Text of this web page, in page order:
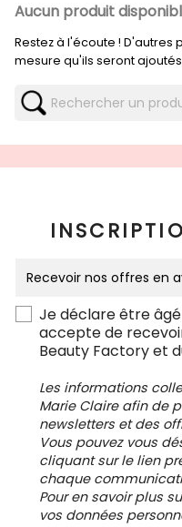
Aucun produit
Restez à l'écoute ! D'autres
mesure qu'ils seront
Je déclare être
accepte de
Beauty Factory et
Les informations
Marie Claire afin de
newsletters et des
Vous pouvez vous
cliquant sur le lien
chaque
Pour en savoir plus
vos données